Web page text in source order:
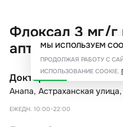
Флоксал 3 мг/г
аптеках
Доктор Столетов
Анапа, Астраханская
ЕЖЕДН. 10:00-22:00
МЫ ИСПОЛЬЗУЕМ
ПРОДОЛЖАЯ РАБОТУ С
ИСПОЛЬЗОВАНИЕ COOKIE.